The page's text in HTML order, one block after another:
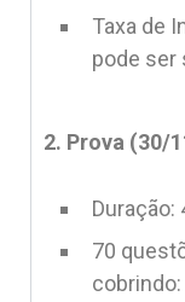
Taxa de
pode ser
2. Prova (30/
Duração:
70